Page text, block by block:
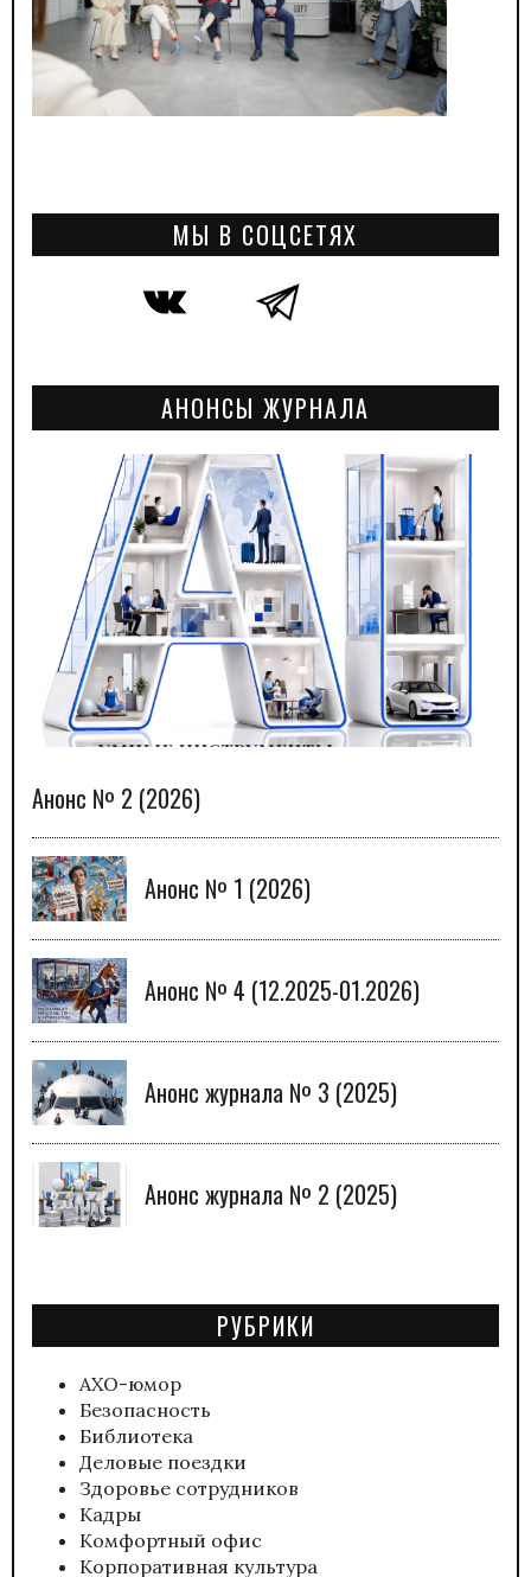
МЫ В СОЦСЕТЯХ
АНОНСЫ ЖУРНАЛА
Анонс № 2 (2026)
Анонс № 1 (2026)
Анонс № 4 (12.2025-01.2026)
Анонс журнала № 3 (2025)
Анонс журнала № 2 (2025)
РУБРИКИ
АХО-юмор
Безопасность
Библиотека
Деловые поездки
Здоровье сотрудников
Кадры
Комфортный офис
Корпоративная культура